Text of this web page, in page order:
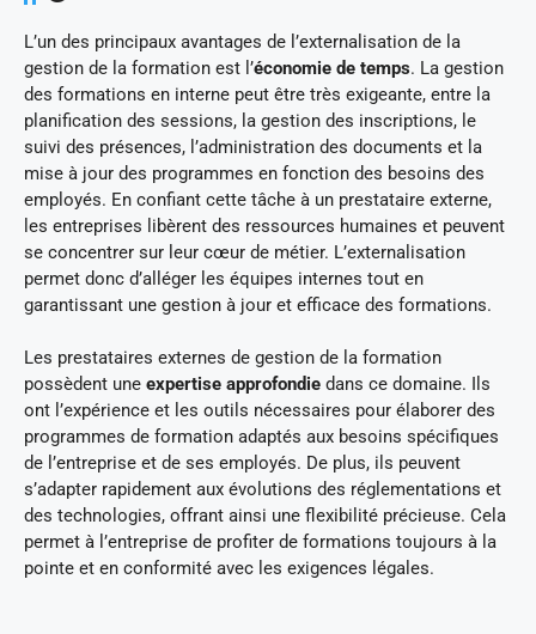
L’un des principaux avantages de l’externalisation de la
gestion de la formation est l’économie de temps. La gestion
des formations en interne peut être très exigeante, entre la
planification des sessions, la gestion des inscriptions, le
suivi des présences, l’administration des documents et la
mise à jour des programmes en fonction des besoins des
employés. En confiant cette tâche à un prestataire externe,
les entreprises libèrent des ressources humaines et peuvent
se concentrer sur leur cœur de métier. L’externalisation
permet donc d’alléger les équipes internes tout en
garantissant une gestion à jour et efficace des formations.
Les prestataires externes de gestion de la formation
possèdent une expertise approfondie dans ce domaine. Ils
ont l’expérience et les outils nécessaires pour élaborer des
programmes de formation adaptés aux besoins spécifiques
de l’entreprise et de ses employés. De plus, ils peuvent
s’adapter rapidement aux évolutions des réglementations et
des technologies, offrant ainsi une flexibilité précieuse. Cela
permet à l’entreprise de profiter de formations toujours à la
pointe et en conformité avec les exigences légales.